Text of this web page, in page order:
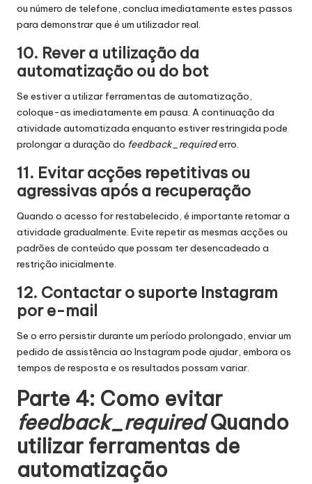
ou número de telefone, conclua imediatamente estes passos
para demonstrar que é um utilizador real.
10. Rever a utilização da
automatização ou do bot
Se estiver a utilizar ferramentas de automatização,
coloque-as imediatamente em pausa. A continuação da
atividade automatizada enquanto estiver restringida pode
prolongar a duração do feedback_requirederro.
11. Evitar acções repetitivas ou
agressivas após a recuperação
Quando o acesso for restabelecido, é importante retomar a
atividade gradualmente. Evite repetir as mesmas acções ou
padrões de conteúdo que possam ter desencadeado a
restrição inicialmente.
12. Contactar o suporte Instagram
por e-mail
Se o erro persistir durante um período prolongado, enviar um
pedido de assistência ao Instagram pode ajudar, embora os
tempos de resposta e os resultados possam variar.
Parte 4: Como evitar
feedback_requiredQuando
utilizar ferramentas de
automatização